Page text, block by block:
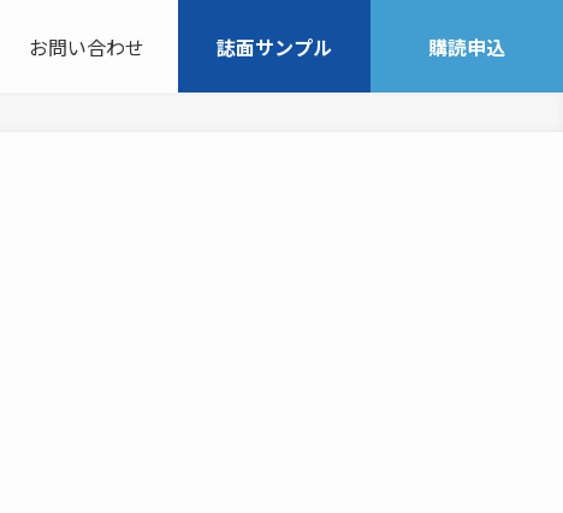
お問い合わせ 誌面サンプル 購読申込